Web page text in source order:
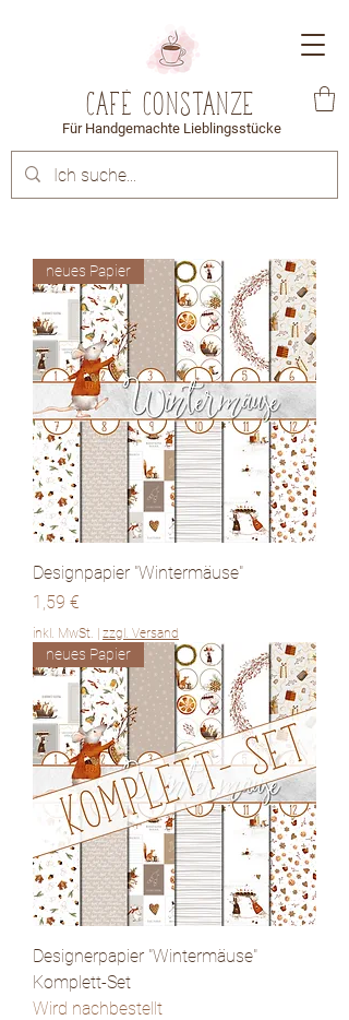
Café Constanze
Für Handgemachte Lieblingsstücke
neues Papier
Designpapier "Wintermäuse"
Preis
1,59 €
inkl. MwSt. | zzgl. Versand
neues Papier
Designerpapier "Wintermäuse"
Komplett-Set
Wird nachbestellt